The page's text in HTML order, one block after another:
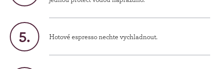
Hotové espresso nechte vychladnout.